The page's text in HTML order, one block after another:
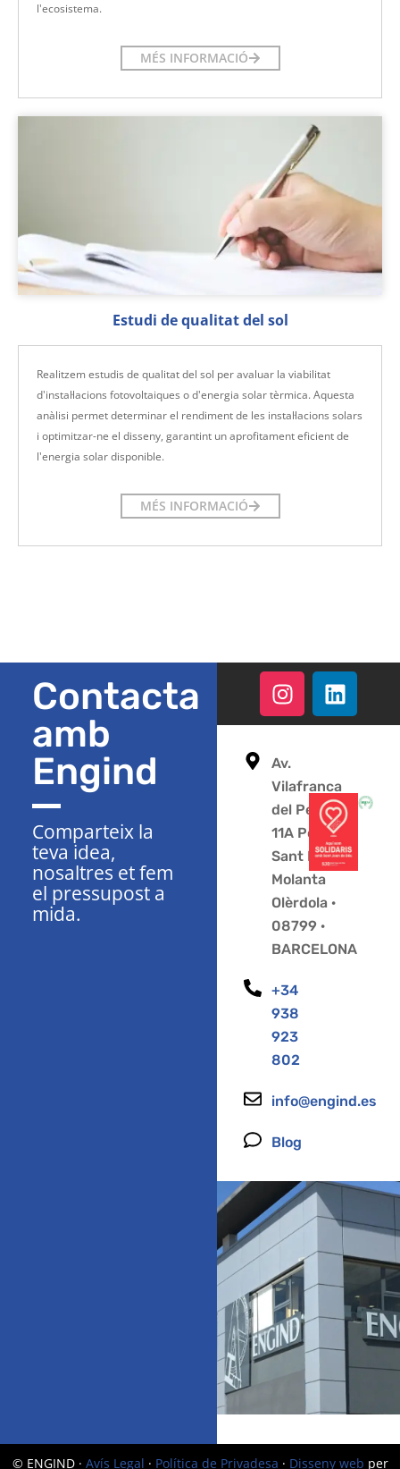
l'ecosistema.
MÉS INFORMACIÓ
Estudi de qualitat del sol
Realitzem estudis de qualitat del sol per avaluar la viabilitat
d'instal·lacions fotovoltaiques o d'energia solar tèrmica. Aquesta
anàlisi permet determinar el rendiment de les instal·lacions solars
i optimitzar-ne el disseny, garantint un aprofitament eficient de
l'energia solar disponible.
MÉS INFORMACIÓ
Contacta
amb
Engind
Comparteix la
teva idea,
nosaltres et fem
el pressupost a
mida.
Av.
Vilafranca
del Penedès
11A Polígon
Sant Pere
Molanta
Olèrdola ·
08799 ·
BARCELONA
+34
938
923
802
info@engind.es
Blog
© ENGIND · Avís Legal · Política de Privadesa · Disseny web per